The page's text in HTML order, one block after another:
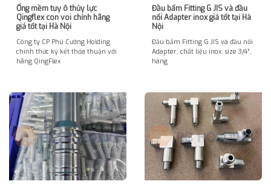
Ống mềm tuy ô thủy lực
Qingflex con voi chính hãng
giá tốt tại Hà Nội
Công ty CP Phú Cường Holding
chính thức ký kết thỏa thuận với
hãng QingFlex
Đầu bấm Fitting G JIS và đầu
nối Adapter inox giá tốt tại Hà
Nội
Đầu bấm Fitting G JIS và đầu nối
Adapter, chất liệu inox, size 3/4″,
hàng